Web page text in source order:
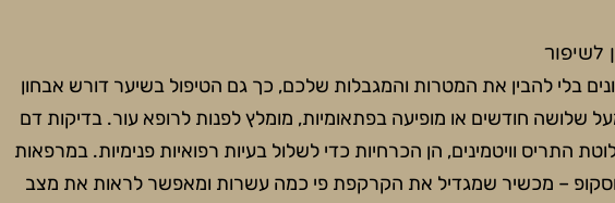
לשיפור
בלי להבין את המטרות והמגבלות שלכם, כך גם הטיפול בשיער דורש אבחון
שלושה חודשים או מופיעה בפתאומיות, מומלץ לפנות לרופא עור. בדיקות דם
התריס וויטמינים, הן הכרחיות כדי לשלול בעיות רפואיות פנימיות. במרפאות
– מכשיר שמגדיל את הקרקפת פי כמה עשרות ומאפשר לראות את מצב